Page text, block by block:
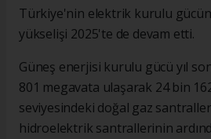
Türkiye'nin elektrik kurulu
yükselişi 2025'te de devam etti.
Güneş enerjisi kurulu gücü yıl
801 megavata ulaşarak 24 bin
seviyesindeki doğal gaz
hidroelektrik santrallerinin